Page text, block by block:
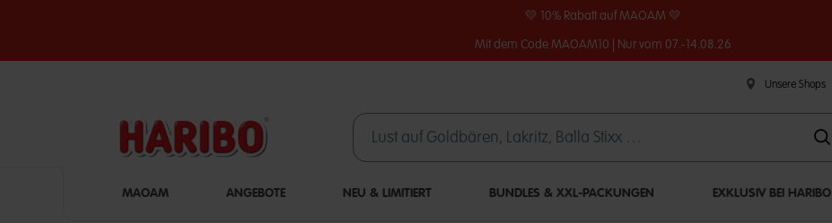
💛 10% Rabatt auf MAOAM 💛
Mit dem Code MAOAM10 | Nur vom 07.-14.08.26
Unsere Shops
MAOAM ANGEBOTE NEU & LIMITIERT BUNDLES & XXL-PACKUNGEN EXKLUSIV BEI HARIBO